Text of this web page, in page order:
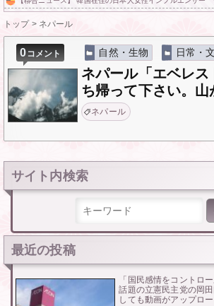
トップ> ネパール
0コメント 自然・生物 日常・
ネパール「エベレ
ち帰って下さい。山
ネパール
サイト内検索
最近の投稿
「国民感情をコントロ
話題の立憲民主党の岡
しても動画がアップロ